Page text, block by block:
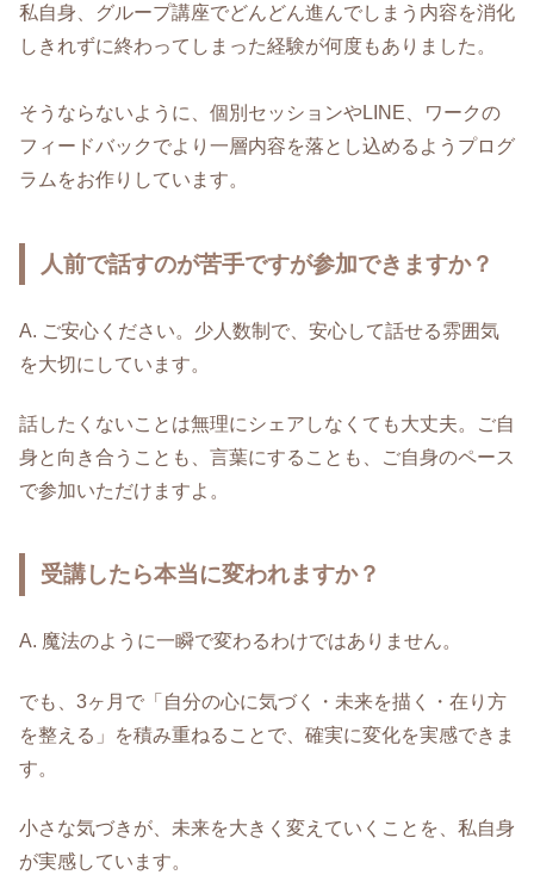
私自身、グループ講座でどんどん進んでしまう内容を消化
しきれずに終わってしまった経験が何度もありました。
そうならないように、個別セッションやLINE、ワークの
フィードバックでより一層内容を落とし込めるようプログ
ラムをお作りしています。
人前で話すのが苦手ですが参加できますか？
A. ご安心ください。少人数制で、安心して話せる雰囲気
を大切にしています。
話したくないことは無理にシェアしなくても大丈夫。ご自
身と向き合うことも、言葉にすることも、ご自身のペース
で参加いただけますよ。
受講したら本当に変われますか？
A. 魔法のように一瞬で変わるわけではありません。
でも、3ヶ月で「自分の心に気づく・未来を描く・在り方
を整える」を積み重ねることで、確実に変化を実感できま
す。
小さな気づきが、未来を大きく変えていくことを、私自身
が実感しています。